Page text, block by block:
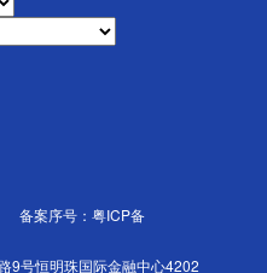
备案序号： 粤ICP备
9号恒明珠国际金融中心4202